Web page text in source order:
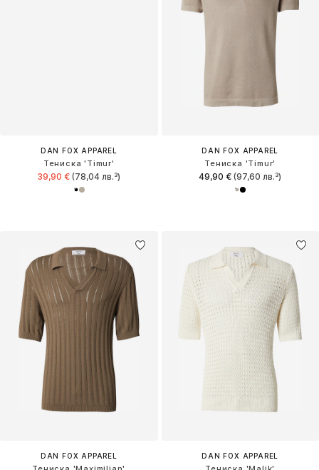
DAN FOX APPAREL
Тениска 'Timur'
39,90 € (78,04 лв.³)
DAN FOX APPAREL
Тениска 'Timur'
49,90 € (97,60 лв.³)
DAN FOX APPAREL DAN FOX APPAREL